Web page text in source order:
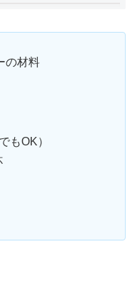
の材料
もOK）